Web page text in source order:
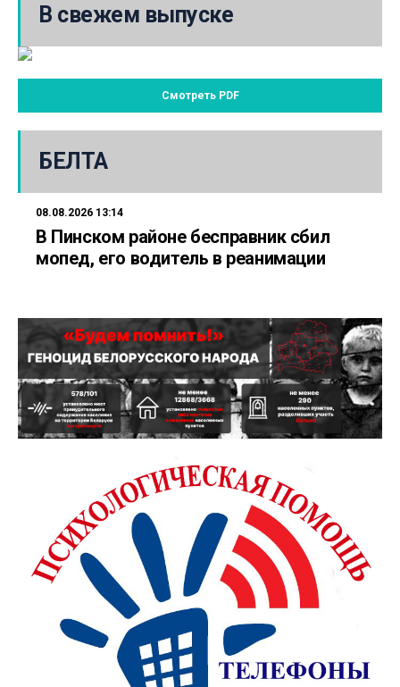
В свежем выпуске
Смотреть PDF
БЕЛТА
08.08.2026 13:14
В Пинском районе бесправник сбил
мопед, его водитель в реанимации